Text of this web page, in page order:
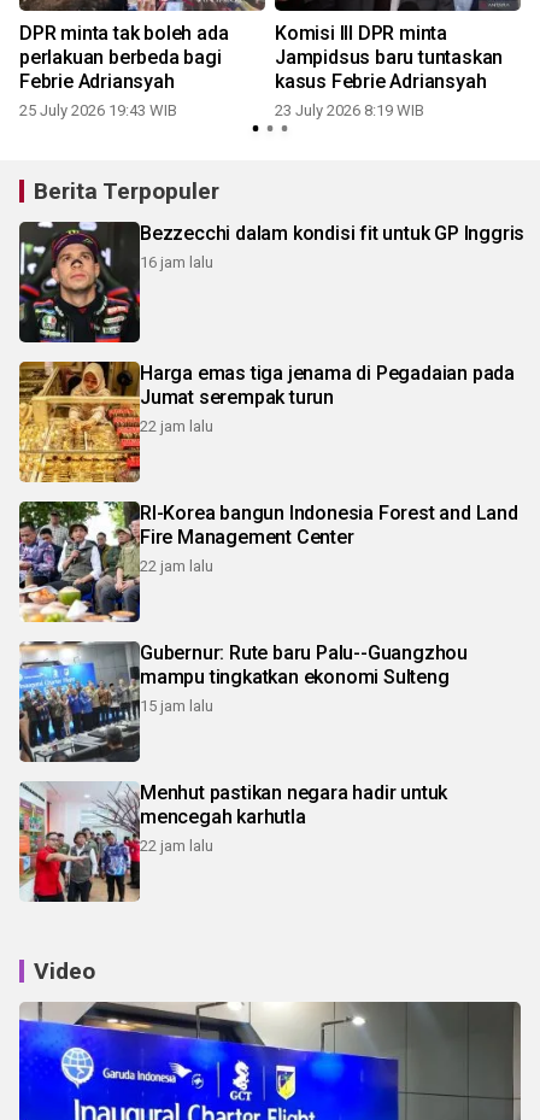
DPR minta tak boleh ada
perlakuan berbeda bagi
Febrie Adriansyah
25 July 2026 19:43 WIB
Komisi III DPR minta
Jampidsus baru tuntaskan
kasus Febrie Adriansyah
23 July 2026 8:19 WIB
Berita Terpopuler
Bezzecchi dalam kondisi fit untuk GP Inggris
16 jam lalu
Harga emas tiga jenama di Pegadaian pada
Jumat serempak turun
22 jam lalu
RI-Korea bangun Indonesia Forest and Land
Fire Management Center
22 jam lalu
Gubernur: Rute baru Palu--Guangzhou
mampu tingkatkan ekonomi Sulteng
15 jam lalu
Menhut pastikan negara hadir untuk
mencegah karhutla
22 jam lalu
Video